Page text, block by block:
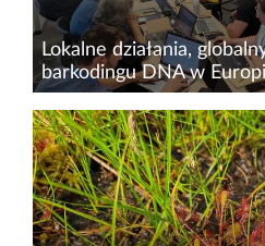
Lokalne działania,
barkodingu DNA w
Barkoding DNA w
jednym z najważniejszych
wspierających badania i
różnorodności
Rozwijana dynamicznie